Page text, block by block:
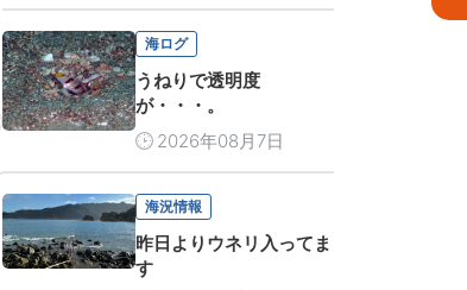
海ログ
うねりで透明度
が・・・。
2026年08月7日
海況情報
昨日よりウネリ入ってま
す